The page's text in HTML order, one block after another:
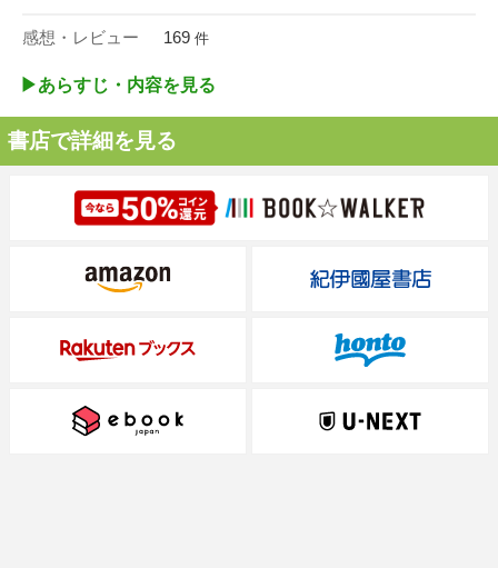
感想・レビュー 169 件
▶︎あらすじ・内容を見る
書店で詳細を見る